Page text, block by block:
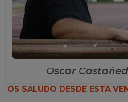
Oscar
OS SALUDO DESDE ESTA